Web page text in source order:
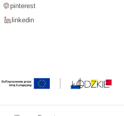
pinterest
linkedin